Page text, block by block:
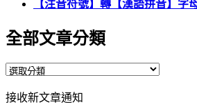
【注音符號】轉【漢語拼音】字
全部文章分類
全
文
接收新文章通知